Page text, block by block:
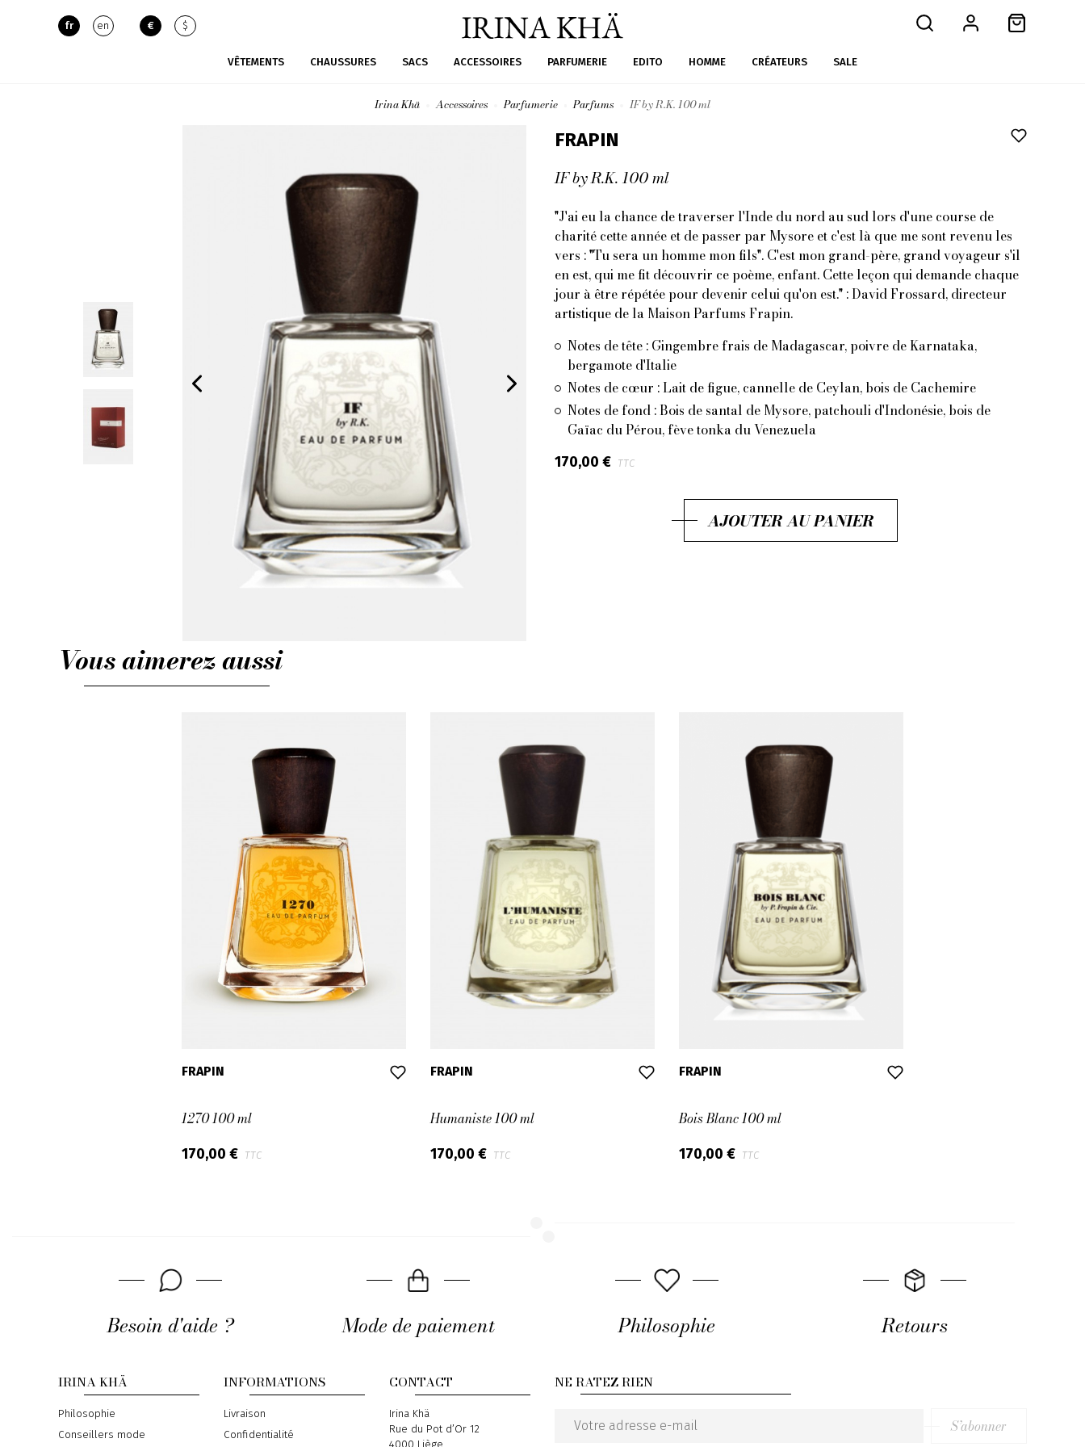
fr en € $
VÊTEMENTS CHAUSSURES SACS ACCESSOIRES PARFUMERIE EDITO HOMME CRÉATEURS SALE
Irina Khä Accessoires Parfumerie Parfums IF by R.K. 100 ml
FRAPIN
IF by R.K. 100 ml
"J'ai eu la chance de traverser l'Inde du nord au sud lors d'une course de
charité cette année et de passer par Mysore et c'est là que me sont revenu les
vers : "Tu sera un homme mon fils". C'est mon grand-père, grand voyageur s'il
en est, qui me fit découvrir ce poème, enfant. Cette leçon qui demande chaque
jour à être répétée pour devenir celui qu'on est." : David Frossard, directeur
artistique de la Maison Parfums Frapin.
Notes de tête : Gingembre frais de Madagascar, poivre de Karnataka,
bergamote d'Italie
Notes de cœur : Lait de figue, cannelle de Ceylan, bois de Cachemire
Notes de fond : Bois de santal de Mysore, patchouli d'Indonésie, bois de
Gaïac du Pérou, fève tonka du Venezuela
170,00 € TTC
AJOUTER AU PANIER
Vous aimerez aussi
FRAPIN
1270 100 ml
170,00 € TTC
FRAPIN
Humaniste 100 ml
170,00 € TTC
FRAPIN
Bois Blanc 100 ml
170,00 € TTC
NE RATEZ RIEN
Email
S’abonner
Besoin d'aide ? Mode de paiement Philosophie Retours
IRINA KHÄ
Philosophie
Conseillers mode
INFORMATIONS
Livraison
Confidentialité
CONTACT
Address
Irina Khä
Rue du Pot d’Or 12